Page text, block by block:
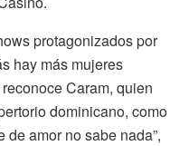
protagonizados por
hay más mujeres
Caram, quien
dominicano, como
de amor no sabe nada”,